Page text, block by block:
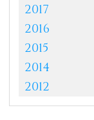
2017
2016
2015
2014
2012